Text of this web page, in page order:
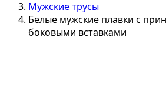
Мужские трусы
Белые мужские плавки с
боковыми вставками